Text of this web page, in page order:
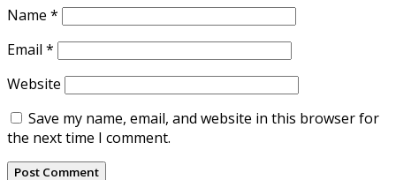
Name *
Email *
Website
Save my name, email, and website in this browser for
the next time I comment.